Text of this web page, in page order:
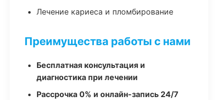
Лечение кариеса и пломбирование
Преимущества работы с нами
Бесплатная консультация и
диагностика при лечении
Рассрочка 0% и онлайн-запись 24/7